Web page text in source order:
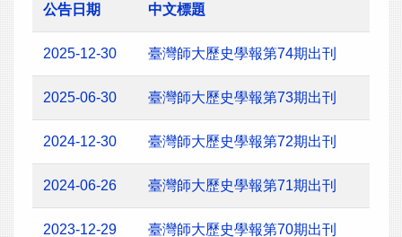
公告日期 中文標題
2025-12-30 臺灣師大歷史學報第74期出刊
2025-06-30 臺灣師大歷史學報第73期出刊
2024-12-30 臺灣師大歷史學報第72期出刊
2024-06-26 臺灣師大歷史學報第71期出刊
2023-12-29 臺灣師大歷史學報第70期出刊